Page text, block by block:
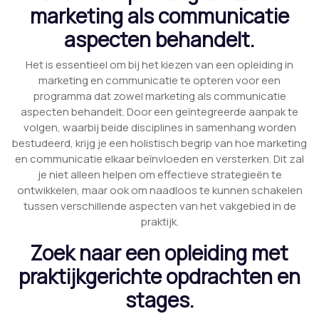
marketing als communicatie
aspecten behandelt.
Het is essentieel om bij het kiezen van een opleiding in
marketing en communicatie te opteren voor een
programma dat zowel marketing als communicatie
aspecten behandelt. Door een geïntegreerde aanpak te
volgen, waarbij beide disciplines in samenhang worden
bestudeerd, krijg je een holistisch begrip van hoe marketing
en communicatie elkaar beïnvloeden en versterken. Dit zal
je niet alleen helpen om effectieve strategieën te
ontwikkelen, maar ook om naadloos te kunnen schakelen
tussen verschillende aspecten van het vakgebied in de
praktijk.
Zoek naar een opleiding met
praktijkgerichte opdrachten en
stages.